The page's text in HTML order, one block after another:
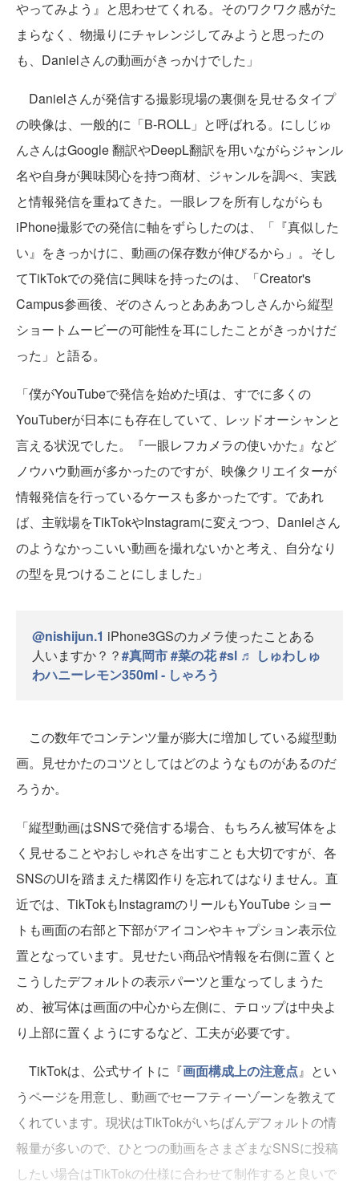
やってみよう』と思わせてくれる。そのワクワク感がた
まらなく、物撮りにチャレンジしてみようと思ったの
も、Danielさんの動画がきっかけでした」
Danielさんが発信する撮影現場の裏側を見せるタイプ
の映像は、一般的に「B-ROLL」と呼ばれる。にしじゅ
んさんはGoogle 翻訳やDeepL翻訳を用いながらジャンル
名や自身が興味関心を持つ商材、ジャンルを調べ、実践
と情報発信を重ねてきた。一眼レフを所有しながらも
iPhone撮影での発信に軸をずらしたのは、「『真似した
い』をきっかけに、動画の保存数が伸びるから」。そし
てTikTokでの発信に興味を持ったのは、「Creator's
Campus参画後、ぞのさんっとあああつしさんから縦型
ショートムービーの可能性を耳にしたことがきっかけだ
った」と語る。
「僕がYouTubeで発信を始めた頃は、すでに多くの
YouTuberが日本にも存在していて、レッドオーシャンと
言える状況でした。『一眼レフカメラの使いかた』など
ノウハウ動画が多かったのですが、映像クリエイターが
情報発信を行っているケースも多かったです。であれ
ば、主戦場をTikTokやInstagramに変えつつ、Danielさん
のようなかっこいい動画を撮れないかと考え、自分なり
の型を見つけることにしました」
@nishijun.1 iPhone3GSのカメラ使ったことある
人いますか？？#真岡市#菜の花#sl ♬ しゅわしゅ
わハニーレモン350ml - しゃろう
この数年でコンテンツ量が膨大に増加している縦型動
画。見せかたのコツとしてはどのようなものがあるのだ
ろうか。
「縦型動画はSNSで発信する場合、もちろん被写体をよ
く見せることやおしゃれさを出すことも大切ですが、各
SNSのUIを踏まえた構図作りを忘れてはなりません。直
近では、TikTokもInstagramのリールもYouTube ショー
トも画面の右部と下部がアイコンやキャプション表示位
置となっています。見せたい商品や情報を右側に置くと
こうしたデフォルトの表示パーツと重なってしまうた
め、被写体は画面の中心から左側に、テロップは中央よ
り上部に置くようにするなど、工夫が必要です。
TikTokは、公式サイトに『画面構成上の注意点』とい
うページを用意し、動画でセーフティーゾーンを教えて
くれています。現状はTikTokがいちばんデフォルトの情
報量が多いので、ひとつの動画をさまざまなSNSに投稿
したい場合はTikTokの仕様に合わせて制作すると良いで